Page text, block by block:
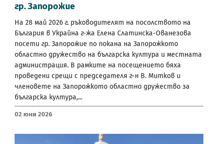
гр. Запорожие
На 28 май 2026 г. ръководителят на посолството на
България в Украйна г-жа Елена Слатинска-Ованезова
посети гр. Запорожие по покана на Запорожкото
областно дружество на българска култура и местната
администрация. В рамките на посещението бяха
проведени срещи с председателя г-н В. Митков и
членовете на Запорожкото областно дружество за
българска култура,...
02 Юни 2026